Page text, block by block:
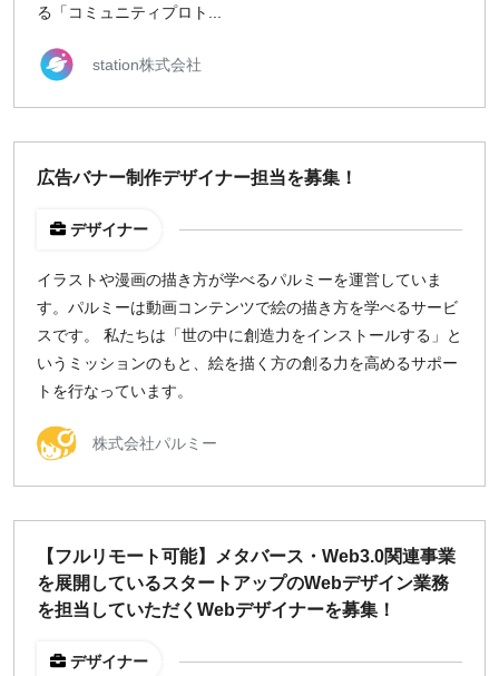
る「コミュニティプロト...
station株式会社
広告バナー制作デザイナー担当を募集！
デザイナー
イラストや漫画の描き方が学べるパルミーを運営していま
す。パルミーは動画コンテンツで絵の描き方を学べるサービ
スです。 私たちは「世の中に創造力をインストールする」と
いうミッションのもと、絵を描く方の創る力を高めるサポー
トを行なっています。
株式会社パルミー
【フルリモート可能】メタバース・Web3.0関連事業
を展開しているスタートアップのWebデザイン業務
を担当していただくWebデザイナーを募集！
デザイナー